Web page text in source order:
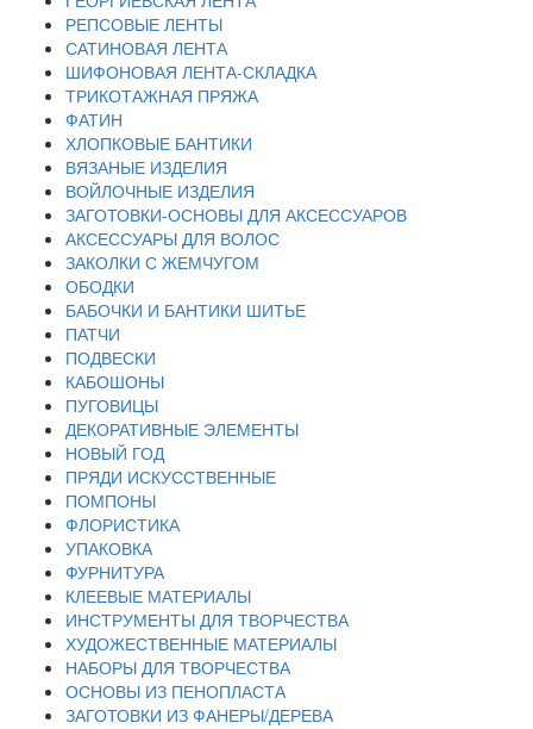
РЕПСОВЫЕ ЛЕНТЫ
САТИНОВАЯ ЛЕНТА
ШИФОНОВАЯ ЛЕНТА-СКЛАДКА
ТРИКОТАЖНАЯ ПРЯЖА
ФАТИН
ХЛОПКОВЫЕ БАНТИКИ
ВЯЗАНЫЕ ИЗДЕЛИЯ
ВОЙЛОЧНЫЕ ИЗДЕЛИЯ
ЗАГОТОВКИ-ОСНОВЫ ДЛЯ АКСЕССУАРОВ
АКСЕССУАРЫ ДЛЯ ВОЛОС
ЗАКОЛКИ С ЖЕМЧУГОМ
ОБОДКИ
БАБОЧКИ И БАНТИКИ ШИТЬЕ
ПАТЧИ
ПОДВЕСКИ
КАБОШОНЫ
ПУГОВИЦЫ
ДЕКОРАТИВНЫЕ ЭЛЕМЕНТЫ
НОВЫЙ ГОД
ПРЯДИ ИСКУССТВЕННЫЕ
ПОМПОНЫ
ФЛОРИСТИКА
УПАКОВКА
ФУРНИТУРА
КЛЕЕВЫЕ МАТЕРИАЛЫ
ИНСТРУМЕНТЫ ДЛЯ ТВОРЧЕСТВА
ХУДОЖЕСТВЕННЫЕ МАТЕРИАЛЫ
НАБОРЫ ДЛЯ ТВОРЧЕСТВА
ОСНОВЫ ИЗ ПЕНОПЛАСТА
ЗАГОТОВКИ ИЗ ФАНЕРЫ/ДЕРЕВА